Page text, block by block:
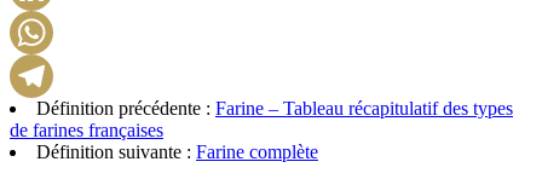
Telegram
Définition précédente : Farine – Tableau récapitulatif des types
de farines françaises
Définition suivante : Farine complète